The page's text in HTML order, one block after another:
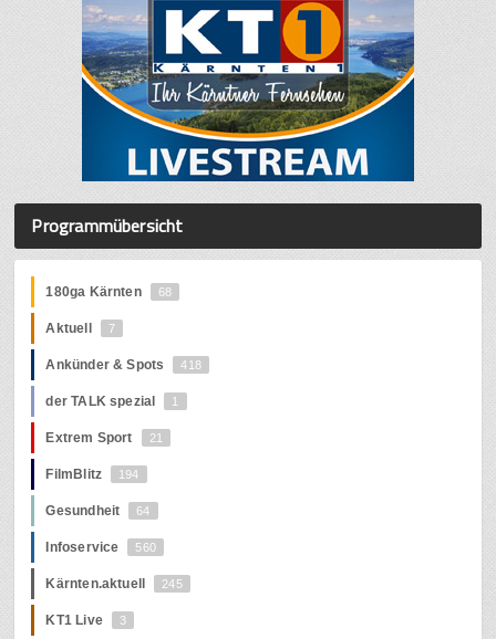
Programmübersicht
180ga Kärnten 68
Aktuell 7
Ankünder & Spots 418
der TALK spezial 1
Extrem Sport 21
FilmBlitz 194
Gesundheit 64
Infoservice 560
Kärnten.aktuell 245
KT1 Live 3